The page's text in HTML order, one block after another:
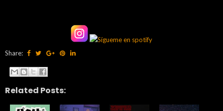
Share:
Related Posts: